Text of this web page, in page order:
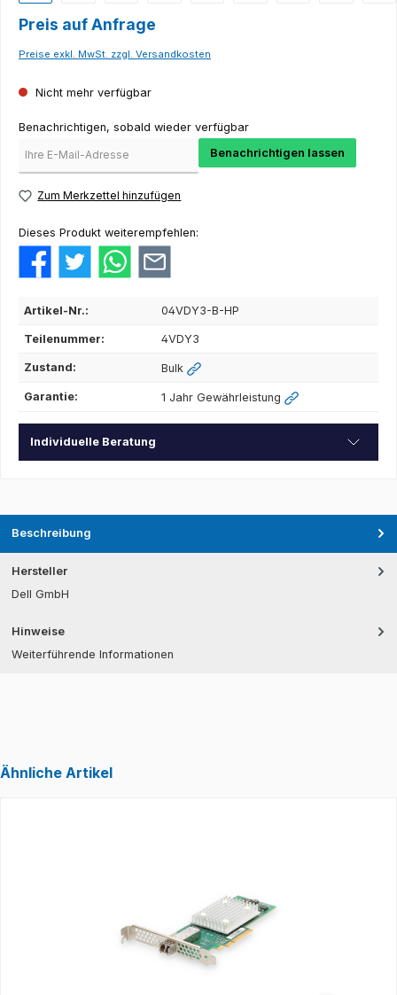
Preis auf Anfrage
Preise exkl. MwSt. zzgl. Versandkosten
Nicht mehr verfügbar
Benachrichtigen, sobald wieder verfügbar
Benachrichtigen lassen
Zum Merkzettel hinzufügen
Dieses Produkt weiterempfehlen:
Artikel-Nr.: 04VDY3-B-HP
Teilenummer: 4VDY3
Zustand: Bulk
Garantie: 1 Jahr Gewährleistung
Individuelle Beratung
Beschreibung
Hersteller
Dell GmbH
Hinweise
Weiterführende Informationen
Ähnliche Artikel